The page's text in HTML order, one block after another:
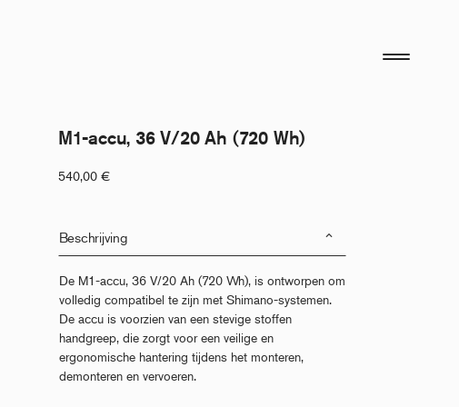
M1-accu, 36 V/20 Ah (720 Wh)
540,00 €
Beschrijving
De M1-accu, 36 V/20 Ah (720 Wh), is ontworpen om
volledig compatibel te zijn met Shimano-systemen.
De accu is voorzien van een stevige stoffen
handgreep, die zorgt voor een veilige en
ergonomische hantering tijdens het monteren,
demonteren en vervoeren.